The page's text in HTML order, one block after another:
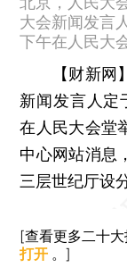
大会新闻发言
下午在人民大
【财新网】
新闻发言人定
在人民大会堂
中心网站消息
三层世纪厅设
[查看更多二十
打开 。]